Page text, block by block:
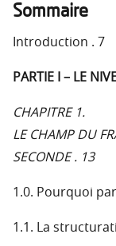
Sommaire
Introduction . 7
PARTIE I – LE
CHAPITRE 1.
LE CHAMP DU
SECONDE . 13
1.0. Pourquoi
1.1. La